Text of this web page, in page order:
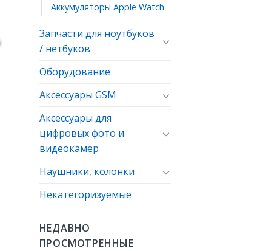
Аккумуляторы Apple Watch
Запчасти для ноутбуков
/ нетбуков
Оборудование
Аксессуары GSM
Аксессуары для
цифровых фото и
видеокамер
Наушники, колонки
Некатегоризуемые
НЕДАВНО
ПРОСМОТРЕННЫЕ